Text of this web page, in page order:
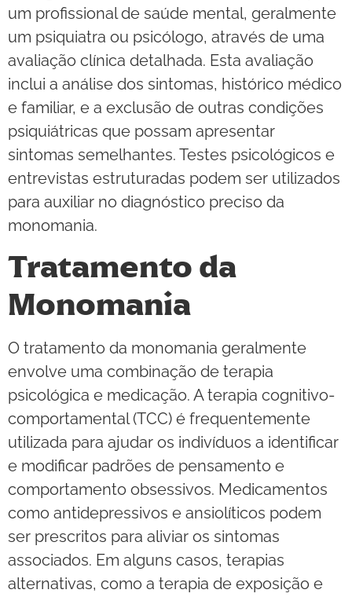
um profissional de saúde mental, geralmente
um psiquiatra ou psicólogo, através de uma
avaliação clínica detalhada. Esta avaliação
inclui a análise dos sintomas, histórico médico
e familiar, e a exclusão de outras condições
psiquiátricas que possam apresentar
sintomas semelhantes. Testes psicológicos e
entrevistas estruturadas podem ser utilizados
para auxiliar no diagnóstico preciso da
monomania.
Tratamento da
Monomania
O tratamento da monomania geralmente
envolve uma combinação de terapia
psicológica e medicação. A terapia cognitivo-
comportamental (TCC) é frequentemente
utilizada para ajudar os indivíduos a identificar
e modificar padrões de pensamento e
comportamento obsessivos. Medicamentos
como antidepressivos e ansiolíticos podem
ser prescritos para aliviar os sintomas
associados. Em alguns casos, terapias
alternativas, como a terapia de exposição e